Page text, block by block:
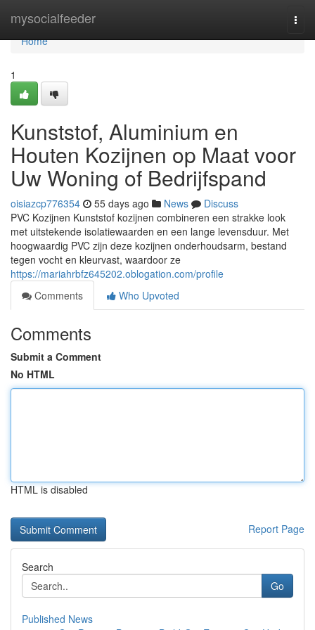
mysocialfeeder
Home
Home
1
Kunststof, Aluminium en
Houten Kozijnen op Maat voor
Uw Woning of Bedrijfspand
oisiazcp776354 55 days ago News
Discuss
PVC Kozijnen Kunststof kozijnen combineren een strakke look
met uitstekende isolatiewaarden en een lange levensduur. Met
hoogwaardig PVC zijn deze kozijnen onderhoudsarm, bestand
tegen vocht en kleurvast, waardoor ze
https://mariahrbfz645202.oblogation.com/profile
Comments
Who Upvoted
Comments
Submit a Comment
No HTML
HTML is disabled
Report Page
Search
Go
Published News